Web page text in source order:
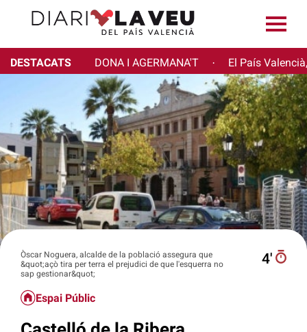
DESTACATS DONA I AGERMANA'T · El País
Òscar Noguera, alcalde de la població assegura que
&quot;açò tira per terra el prejudici de que l'esquerra no
sap gestionar&quot;
4′
Espai Públic